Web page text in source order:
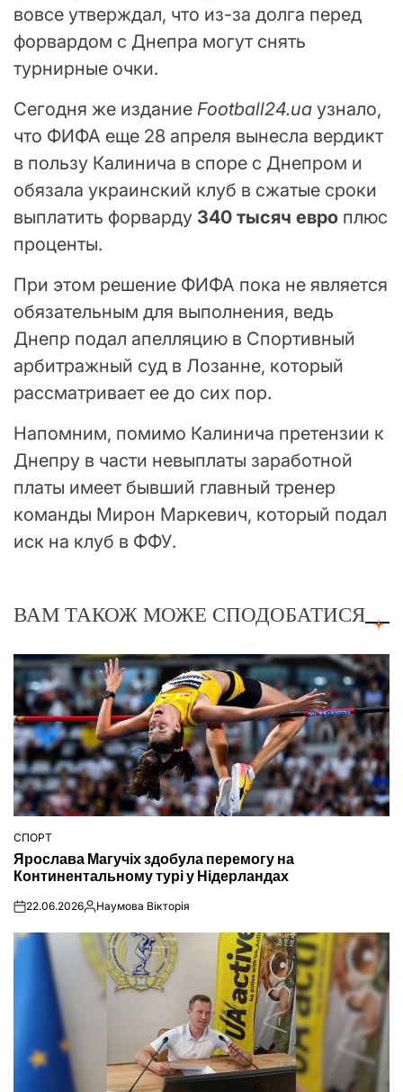
вовсе утверждал, что из-за долга перед
форвардом с Днепра могут снять
турнирные очки.
Сегодня же издание Football24.ua узнало,
что ФИФА еще 28 апреля вынесла вердикт
в пользу Калинича в споре с Днепром и
обязала украинский клуб в сжатые сроки
выплатить форварду 340 тысяч евро плюс
проценты.
При этом решение ФИФА пока не является
обязательным для выполнения, ведь
Днепр подал апелляцию в Спортивный
арбитражный суд в Лозанне, который
рассматривает ее до сих пор.
Напомним, помимо Калинича претензии к
Днепру в части невыплаты заработной
платы имеет бывший главный тренер
команды Мирон Маркевич, который подал
иск на клуб в ФФУ.
ВАМ ТАКОЖ МОЖЕ СПОДОБАТИСЯ
ОПУБЛІКУВАТИ
У
СПОРТ
Ярослава Магучіх здобула перемогу на
Континентальному турі у Нідерландах
on22.06.2026Опубліковано
Наумова Вікторія